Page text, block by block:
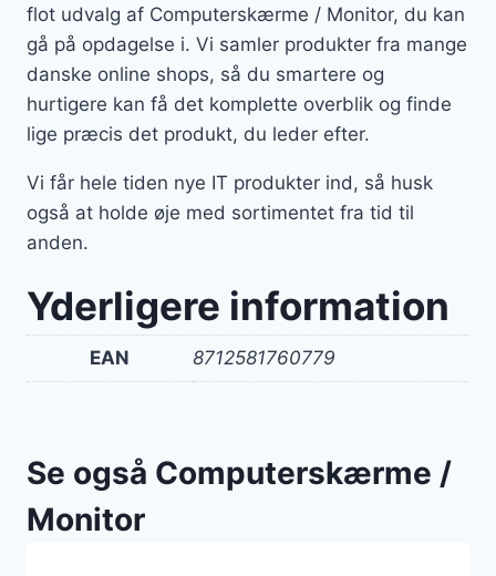
flot udvalg af Computerskærme / Monitor, du kan
gå på opdagelse i. Vi samler produkter fra mange
danske online shops, så du smartere og
hurtigere kan få det komplette overblik og finde
lige præcis det produkt, du leder efter.
Vi får hele tiden nye IT produkter ind, så husk
også at holde øje med sortimentet fra tid til
anden.
Yderligere information
EAN 8712581760779
Se også Computerskærme /
Monitor